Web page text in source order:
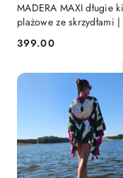
MADERA MAXI długie
plażowe ze skrzydłami
Wąż | KIMONO BY ME
Cena:
399.00